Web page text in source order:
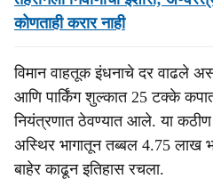
कोणताही करार नाही
विमान वाहतूक इंधनाचे दर वाढले
आणि पार्किंग शुल्कात 25 टक्के
नियंत्रणात ठेवण्यात आले. या कठीण
अस्थिर भागातून तब्बल 4.75 लाख
बाहेर काढून इतिहास रचला.